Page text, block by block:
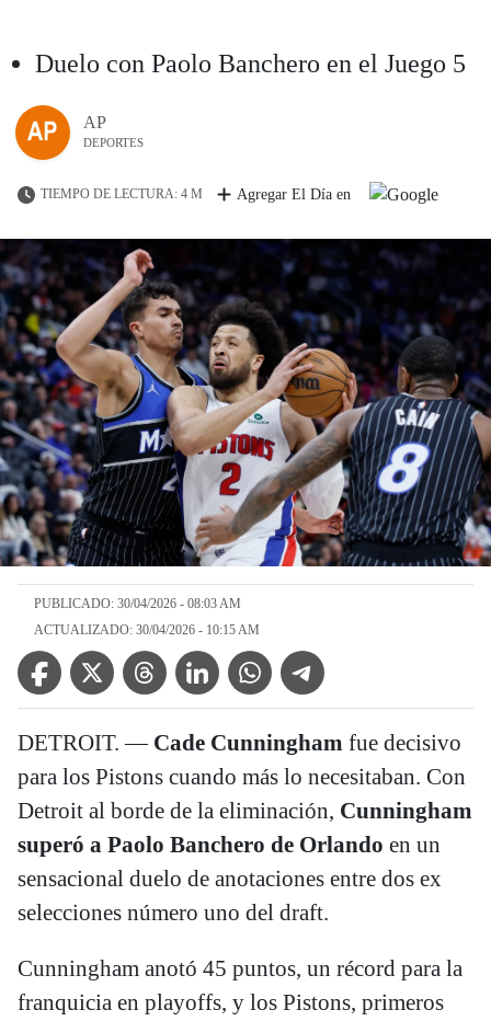
Duelo con Paolo Banchero en el Juego 5
AP
DEPORTES
TIEMPO DE LECTURA: 4 M Agregar El Día en
PUBLICADO: 30/04/2026 - 08:03 AM
ACTUALIZADO: 30/04/2026 - 10:15 AM
Facebook IconTwitter IconThreads IconLinkedin IconWhatsApp IconTelegram Icon
DETROIT. —Cade Cunningham fue decisivo
para los Pistons cuando más lo necesitaban. Con
Detroit al borde de la eliminación, Cunningham
superó a Paolo Banchero de Orlando en un
sensacional duelo de anotaciones entre dos ex
selecciones número uno del draft.
Cunningham anotó 45 puntos, un récord para la
franquicia en playoffs, y los Pistons, primeros